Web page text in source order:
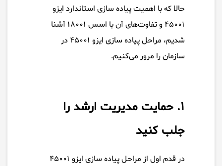
حالا که با اهمیت پیاده سازی استاندارد ایزو
۴۵۰۰۱ و تفاوت‌های آن با اسس ۱۸۰۰۱ آشنا
شدیم، مراحل پیاده سازی ایزو ۴۵۰۰۱ در
سازمان را مرور می‌کنیم.
۱. حمایت مدیریت ارشد را
جلب کنید
در قدم اول از مراحل پیاده سازی ایزو ۴۵۰۰۱